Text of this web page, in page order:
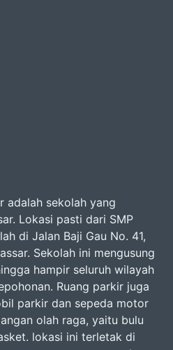
adalah sekolah yang
Lokasi pasti dari SMP
di Jalan Baji Gau No. 41,
Sekolah ini mengusung
hampir seluruh wilayah
Ruang parkir juga
parkir dan sepeda motor
olah raga, yaitu bulu
lokasi ini terletak di